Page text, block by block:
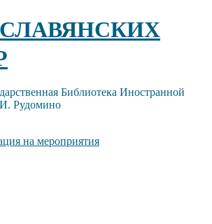
Библиотека Иностранной
Рудомино
на мероприятия